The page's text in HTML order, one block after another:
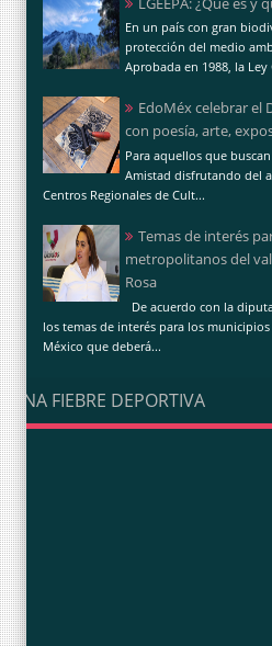
En un país con gran
protección del medio
Aprobada en 1988, la Ley
EdoMéx celebrar el
con poesía, arte,
Para aquellos que
Amistad disfrutando del
Centros Regionales de Cult...
Temas de interés
metropolitanos del
Rosa
De acuerdo con la
los temas de interés para los
México que deberá...
UNA FIEBRE DEPORTIVA